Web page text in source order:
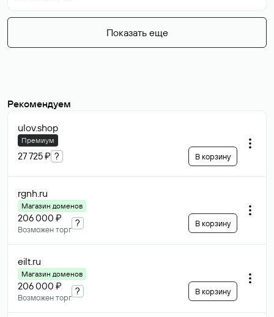
Показать еще
Рекомендуем
ulov.shop
Премиум
27 725 ₽ ? В корзину
rgnh.ru
Магазин доменов
206 000 ₽
Возможен торг
? В корзину
eilt.ru
Магазин доменов
206 000 ₽
Возможен торг
? В корзину